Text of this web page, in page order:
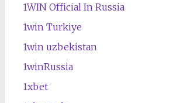
1WIN Official In Russia
1win Turkiye
1win uzbekistan
1winRussia
1xbet